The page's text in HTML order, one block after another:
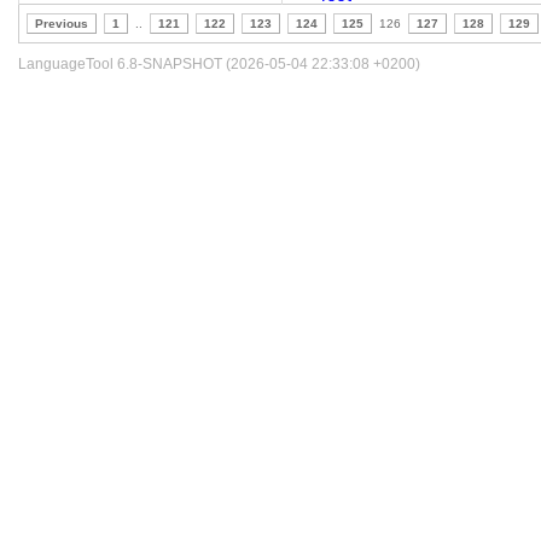
Previous 1 121 122 123 124 125 126 127 128 129
LanguageTool 6.8-SNAPSHOT (2026-05-04 22:33:08 +0200)